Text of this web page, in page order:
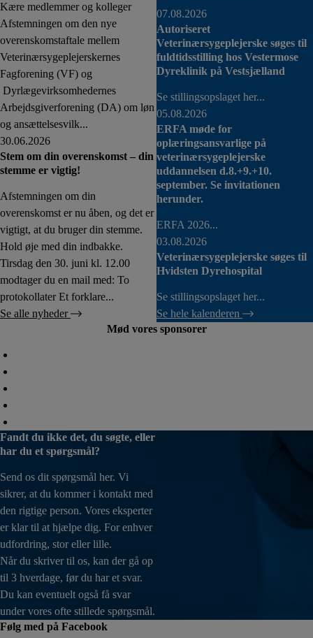
Kære medlemmer og kolleger
Afstemningen om den nye
overenskomstaftale mellem
Veterinærsygeplejerskernes
Fagforening (VF) og
Dyrlægevirksomhedernes
Arbejdsgiverforening (DA) om løn
og ansættelsesvilk...
30.06.2026
Stem om din overenskomst – din
stemme er vigtig!
Afstemningen om din
overenskomst er nu åben, og det er
vigtigt, at du bruger din stemme.
Hold øje med din indbakke.
Tirsdag den 30. juni kl. 12.00
modtager du en mail med: To
protokollater Et forklare...
Se alle nyheder
07.08.2026
Autoriseret
Veterinærsygeplejerske søges til
fuldtidsstilling hos Vestermose
Dyreklinik på Vestsjælland
Se stillingsopslaget her...
05.08.2026
ERFA møde for
oplæringsansvarlige på
veterinærsygeplejerske
uddannelsen d.8.+9.+10.
september. Se invitationen
herunder.
ERFA 2026...
03.08.2026
Veterinærsygeplejerske søges til
Hvidsten Dyrehospital
Se stillingsopslaget her...
Se hele kalenderen
Mød vores sponsorer
Fandt du ikke det, du søgte, eller
har du et spørgsmål?
Send os dit spørgsmål her. Vi
sikrer, at du kommer i kontakt med
den rigtige person. Vores eksperter
er klar til at hjælpe dig. For enhver
udfordring, stor eller lille.
Når du skriver til os, kan der gå op
til 3 hverdage, før du har et svar.
Du kan eventuelt også få svar
under vores ofte stillede spørgsmål.
Følg med på Facebook